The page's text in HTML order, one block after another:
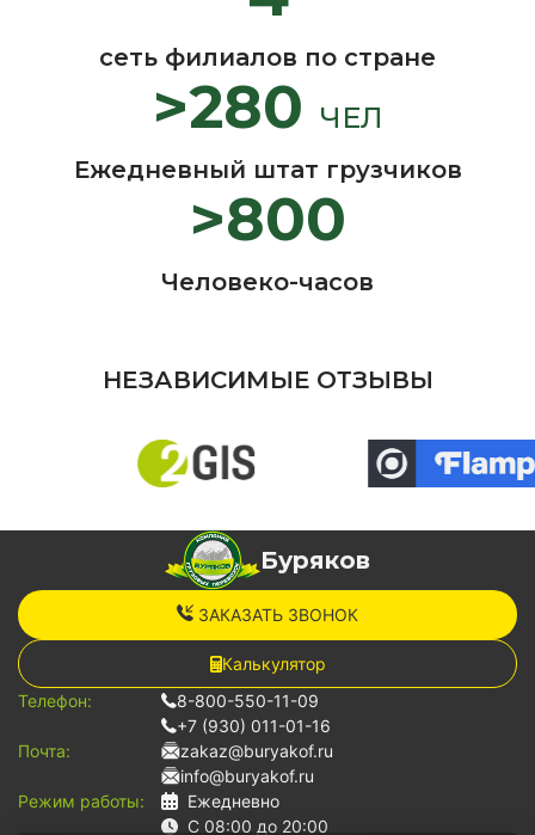
сеть филиалов по стране
>280 ЧЕЛ
Ежедневный штат грузчиков
>800
Человеко-часов
НЕЗАВИСИМЫЕ ОТЗЫВЫ
Буряков
ЗАКАЗАТЬ ЗВОНОК
Калькулятор
Телефон:
8-800-550-11-09
+7 (930) 011-01-16
Почта:
zakaz@buryakof.ru
info@buryakof.ru
Режим работы:
Ежедневно
С 08:00 до 20:00